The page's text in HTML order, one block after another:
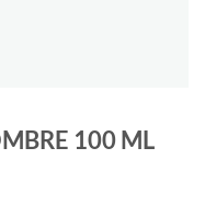
100 ML